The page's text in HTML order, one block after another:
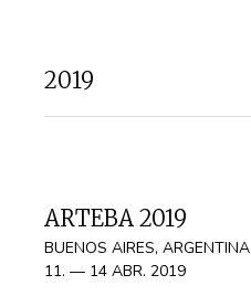
2019
ARTEBA 2019
BUENOS AIRES, ARGENTINA
11. — 14 ABR. 2019